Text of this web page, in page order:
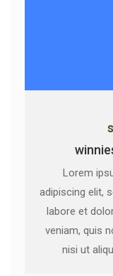
Lorem
adipiscing elit,
labore et
veniam, quis
nisi ut